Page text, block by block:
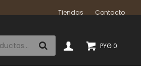
PYG0
Tiendas Contacto